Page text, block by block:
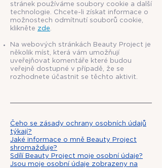
stránek používáme soubory cookie a další
technologie. Chcete-li získat informace o
možnostech odmítnutí souborů cookie,
klikněte zde
Na webových stránkách Beauty Project je
několik míst, která vám umožňují
uveřejňovat komentáře které budou
veřejně dostupné v případě, že se
rozhodnete účastnit se těchto aktivit.
Čeho se zásady ochrany osobních údajů
týkají?
Jaké informace o mně Beauty Project
shromažďuje?
Sdílí Beauty Project moje osobní údaje?
Jsou moje osobní údaje zobrazeny na